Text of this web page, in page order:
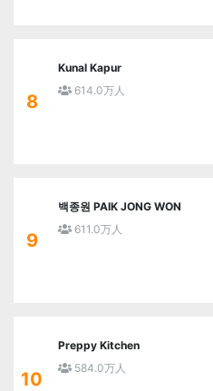
8
Kunal Kapur
614.0万人
9
백종원 PAIK JONG WON
611.0万人
10
Preppy Kitchen
584.0万人